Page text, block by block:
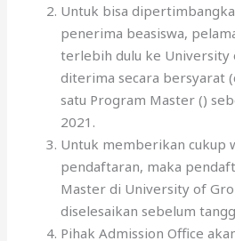
Untuk bisa
penerima beasiswa,
terlebih dulu ke University
diterima secara bersyarat
satu Program Master ()
2021.
Untuk memberikan cukup
pendaftaran, maka
Master di University of
diselesaikan sebelum
Pihak Admission Office